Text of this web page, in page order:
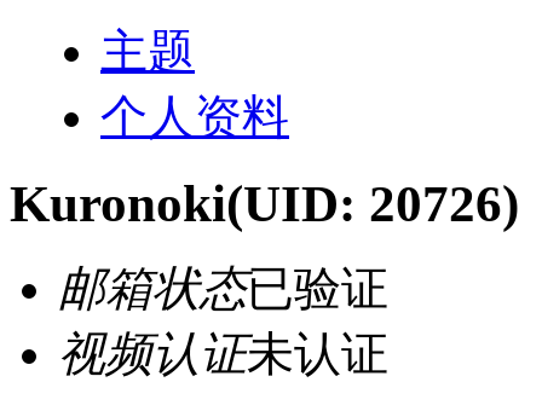
主题
个人资料
Kuronoki(UID: 20726)
邮箱状态已验证
视频认证未认证